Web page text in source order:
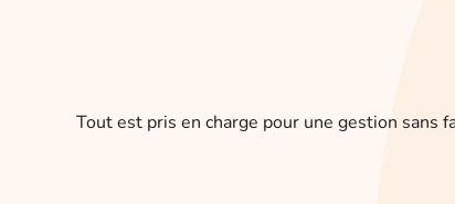
Tout est pris en charge pour une gestion sans